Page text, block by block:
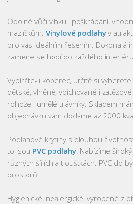
Odolné vůči vlhku i poškrábání,
mazlíčkům. Vinylové podlahy v
pro vás ideálním řešením. Dokonalá
kamene se hodí do každého interiéru.
Vybíráte-li koberec, určitě si
dětské, vlněné, vpichované i zátěžové
rohože i umělé trávníky. Skladem
objednávku vám dodáme až 2000
Podlahové krytiny s dlouhou
to jsou PVC podlahy . Nabízíme
různých šířích a tloušťkách. PVC do
prostorů.
Hygienické, nealergické, vyrobené z